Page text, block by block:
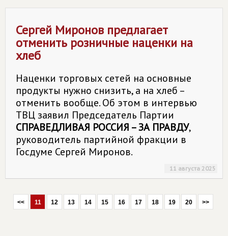
Сергей Миронов предлагает
отменить розничные наценки на
хлеб
Наценки торговых сетей на основные
продукты нужно снизить, а на хлеб –
отменить вообще. Об этом в интервью
ТВЦ заявил Председатель Партии
СПРАВЕДЛИВАЯ РОССИЯ – ЗА ПРАВДУ,
руководитель партийной фракции в
Госдуме Сергей Миронов.
11 августа 2025
<< 11 12 13 14 15 16 17 18 19 20 >>